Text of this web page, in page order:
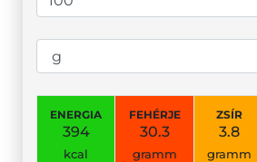
ENERGIA
394
kcal
FEHÉRJE
30.3
gramm
ZSÍR
3.8
gramm